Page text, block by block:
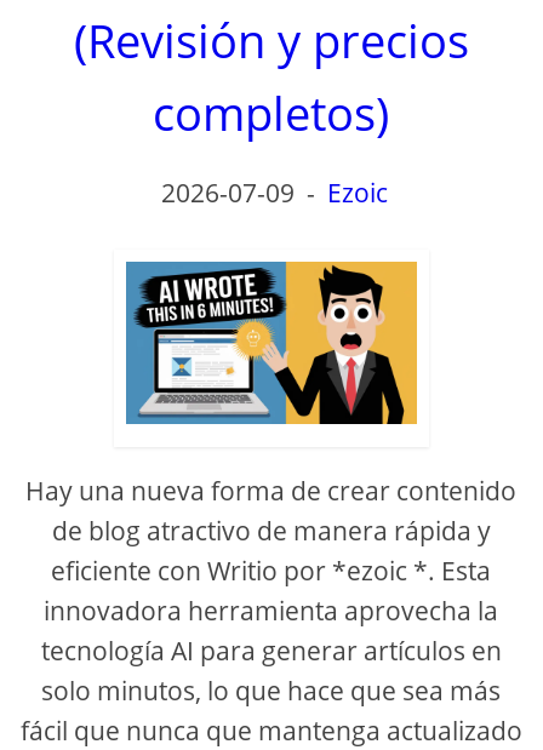
(Revisión y precios
completos)
2026-07-09 - Ezoic
Hay una nueva forma de crear contenido
de blog atractivo de manera rápida y
eficiente con Writio por *ezoic *. Esta
innovadora herramienta aprovecha la
tecnología AI para generar artículos en
solo minutos, lo que hace que sea más
fácil que nunca que mantenga actualizado